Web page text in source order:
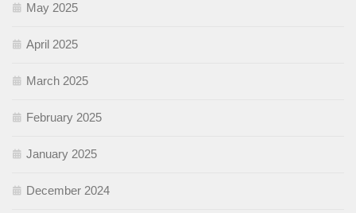
May 2025
April 2025
March 2025
February 2025
January 2025
December 2024